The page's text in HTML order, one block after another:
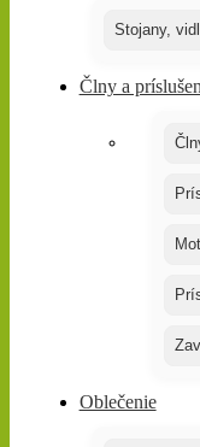
Stojany,
Člny a
Oblečenie